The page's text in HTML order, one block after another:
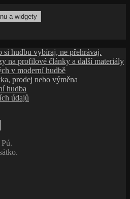
a widgety
si hudbu vybíraj, ne přehrávaj.
na profilové články a další materiály
v moderní hudbě
prodej nebo výměna
hudba
údajů